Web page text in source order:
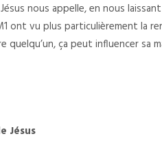
nous appelle, en nous
ont vu plus particulièrement la
ça peut influencer sa
Jésus